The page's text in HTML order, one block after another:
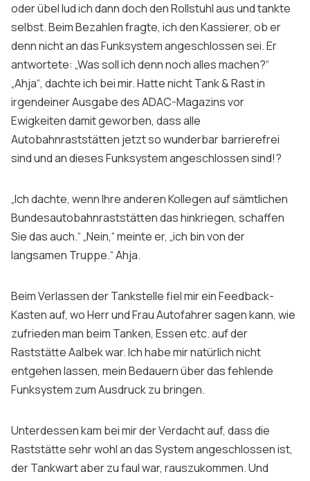
oder übel lud ich dann doch den Rollstuhl aus und tankte
selbst. Beim Bezahlen fragte, ich den Kassierer, ob er
denn nicht an das Funksystem angeschlossen sei. Er
antwortete: „Was soll ich denn noch alles machen?“
„Ahja“, dachte ich bei mir. Hatte nicht Tank & Rast in
irgendeiner Ausgabe des ADAC-Magazins vor
Ewigkeiten damit geworben, dass alle
Autobahnraststätten jetzt so wunderbar barrierefrei
sind und an dieses Funksystem angeschlossen sind!?
„Ich dachte, wenn Ihre anderen Kollegen auf sämtlichen
Bundesautobahnraststätten das hinkriegen, schaffen
Sie das auch.“ „Nein,“ meinte er, „ich bin von der
langsamen Truppe.“ Ahja.
Beim Verlassen der Tankstelle fiel mir einFeedback-
Kasten auf, wo Herr und Frau Autofahrer sagen kann, wie
zufrieden man beim Tanken, Essen etc. auf der
Raststätte Aalbek war. Ich habe mir natürlich nicht
entgehen lassen, mein Bedauern über das fehlende
Funksystem zum Ausdruck zu bringen.
Unterdessen kam bei mir der Verdacht auf, dass die
Raststätte sehr wohl an das System angeschlossen ist,
der Tankwart aber zu faul war, rauszukommen. Und